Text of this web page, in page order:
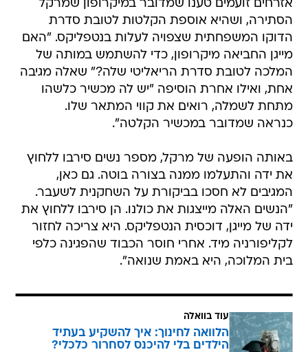
אזרחים זועמים טענו שמדובר במיקרופון שמרקל
הסתירה, ושהיא אוספת הקלטות לטובת סדרת
הדוקו המשפחתית שצפויה לעלות בנטפליקס. "האם
מייגן החביאה מיקרופון, כדי להשתמש במותה של
המלכה לטובת סדרת הריאליטי שלה?" שאלה מגיבה
אחת, ואילו אחרת הוסיפה "יש לה מכשיר כלשהו
מתחת לשמלה, רואים את קווי המתאר שלו.
כנראה שמדובר במכשיר הקלטה".
באותה הופעה של מרקל, מספר נשים סירבו ללחוץ
את ידה והתעלמו ממנה בצורה בוטה. גם כאן,
המגיבים לא חסכו בביקורת על השחקנית לשעבר.
"הנשים האלה מייצגות את כולנו. הן סירבו ללחוץ את
ידה של מייגן, דוכסית הנטפליקס. היא צריכה לחזור
לקליפורניה מיד. אחרי חוסר הכבוד שהפגינה כלפי
בית המלוכה, היא באמת שנואה".
עוד בוואלה
הלוואה לחינוך: איך להשקיע בעתיד
הילדים בלי להיכנס לסחרור כלכלי?